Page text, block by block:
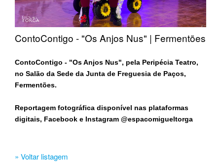
ContoContigo - "Os Anjos Nus" | Fermentões
ContoContigo - "Os Anjos Nus", pela Peripécia Teatro,
no Salão da Sede da Junta de Freguesia de Paços,
Fermentões.
Reportagem fotográfica disponível nas plataformas
digitais, Facebook e Instagram @espacomigueltorga
» Voltar listagem